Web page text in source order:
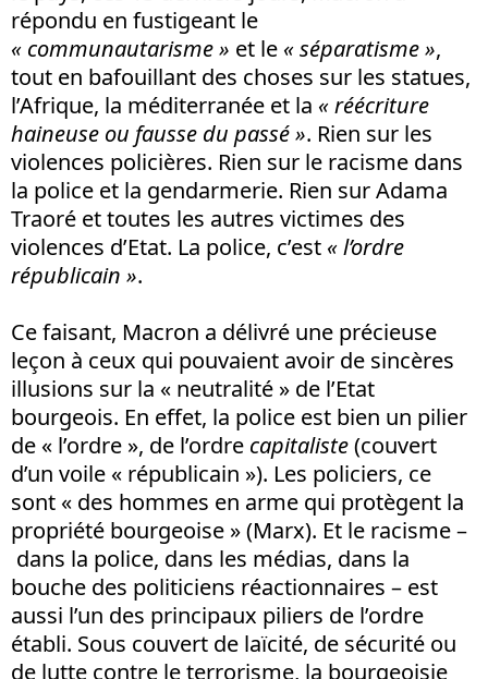
répondu en fustigeant le
« communautarisme » et le « séparatisme »,
tout en bafouillant des choses sur les statues,
l’Afrique, la méditerranée et la « réécriture
haineuse ou fausse du passé ». Rien sur les
violences policières. Rien sur le racisme dans
la police et la gendarmerie. Rien sur Adama
Traoré et toutes les autres victimes des
violences d’Etat. La police, c’est « l’ordre
républicain ».
Ce faisant, Macron a délivré une précieuse
leçon à ceux qui pouvaient avoir de sincères
illusions sur la « neutralité » de l’Etat
bourgeois. En effet, la police est bien un pilier
de « l’ordre », de l’ordre capitaliste(couvert
d’un voile « républicain »). Les policiers, ce
sont « des hommes en arme qui protègent la
propriété bourgeoise » (Marx). Et le racisme –
dans la police, dans les médias, dans la
bouche des politiciens réactionnaires – est
aussi l’un des principaux piliers de l’ordre
établi. Sous couvert de laïcité, de sécurité ou
de lutte contre le terrorisme, la bourgeoisie